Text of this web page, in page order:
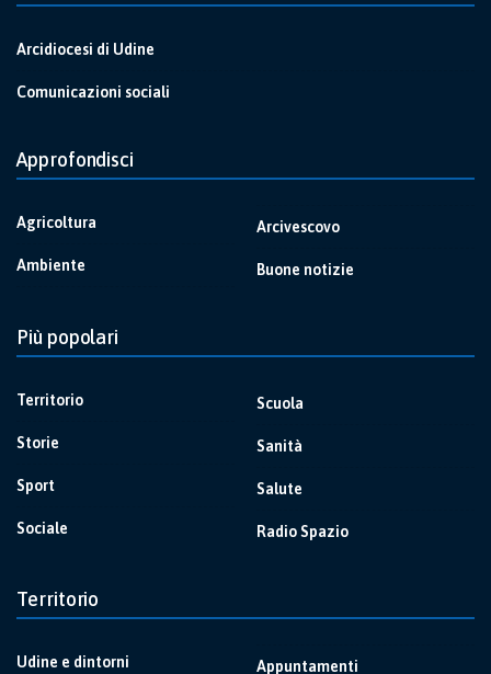
Arcidiocesi di Udine
Comunicazioni sociali
Approfondisci
Agricoltura
Ambiente
Arcivescovo
Buone notizie
Più popolari
Territorio
Storie
Sport
Sociale
Scuola
Sanità
Salute
Radio Spazio
Territorio
Udine e dintorni Appuntamenti